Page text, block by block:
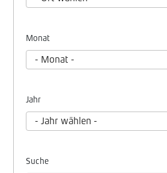
Monat
Jahr
Suche